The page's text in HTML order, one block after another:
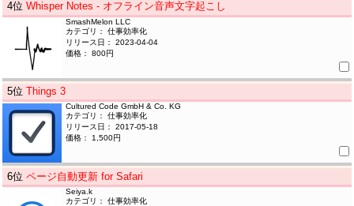
4位Whisper Notes - オフライン音声文字起こし
SmashMelon LLC
カテゴリ： 仕事効率化
リリース日： 2023-04-04
価格： 800円
5位Things 3
Cultured Code GmbH & Co. KG
カテゴリ： 仕事効率化
リリース日： 2017-05-18
価格： 1,500円
6位ページ自動更新 for Safari
Seiya.k
カテゴリ： 仕事効率化